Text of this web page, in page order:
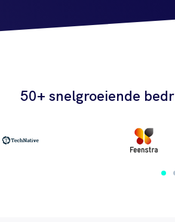
50+ snelgroeiende